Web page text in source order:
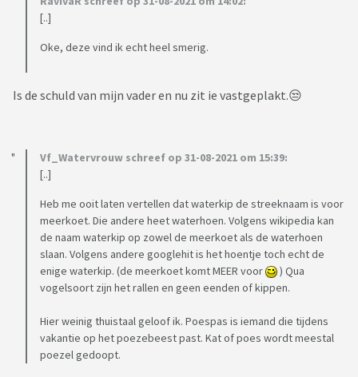
[..]
Oke, deze vind ik echt heel smerig.
Is de schuld van mijn vader en nu zit ie vastgeplakt.😒
Vf_Watervrouw schreef op 31-08-2021 om 15:39:
[..]
Heb me ooit laten vertellen dat waterkip de streeknaam is voor
meerkoet. Die andere heet waterhoen. Volgens wikipedia kan
de naam waterkip op zowel de meerkoet als de waterhoen
slaan. Volgens andere googlehit is het hoentje toch echt de
enige waterkip. (de meerkoet komt MEER voor
) Qua
vogelsoort zijn het rallen en geen eenden of kippen.
Hier weinig thuistaal geloof ik. Poespas is iemand die tijdens
vakantie op het poezebeest past. Kat of poes wordt meestal
poezel gedoopt.